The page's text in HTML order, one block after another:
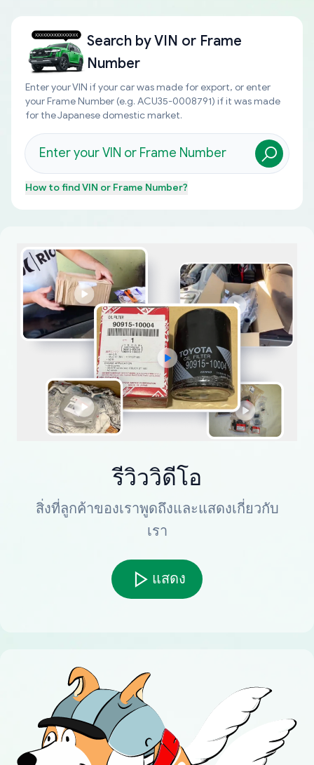
Search byVIN or Frame
Number
Enter your VIN if your car was made for export, or enter
your Frame Number (e.g. ACU35-0008791) if it was made
for the Japanese domestic market.
How to findVIN or Frame Number?
รีวิววิดีโอ
สิ่งที่ลูกค้าของเราพูดถึงและแสดงเกี่ยวกับ
เรา
แสดง